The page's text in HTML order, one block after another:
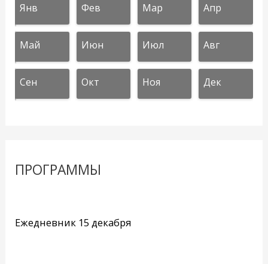
Янв Фев Мар Апр
Май Июн Июл Авг
Сен Окт Ноя Дек
ПРОГРАММЫ
Ежедневник 15 декабря